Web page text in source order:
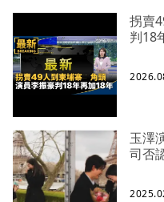
拐賣
判18
玉澤
司否